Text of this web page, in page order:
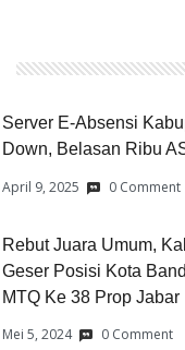
Server E-Absensi
Down, Belasan Ribu
April 9, 2025 0 Comment
Rebut Juara Umum,
Geser Posisi Kota
MTQ Ke 38 Prop Jabar
Mei 5, 2024 0 Comment